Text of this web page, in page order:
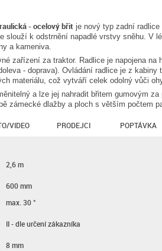
- ocelový břit je nový typ zadní
slouží k odstrnění napadlé vrstvy sněhu. V
a kameniva.
zařízení za traktor. Radlice je napojena na
- doprava). Ovládání radlice je z
materiálu, což vytváří celek odolný vůči
a lze jej nahradit břitem gumovým
zámecké dlažby a ploch s větším počtem
VIDEO PRODEJCI POPTÁVKA
2,6 m
600 mm
max. 30 °
II - dle určení zákazníka
8 mm